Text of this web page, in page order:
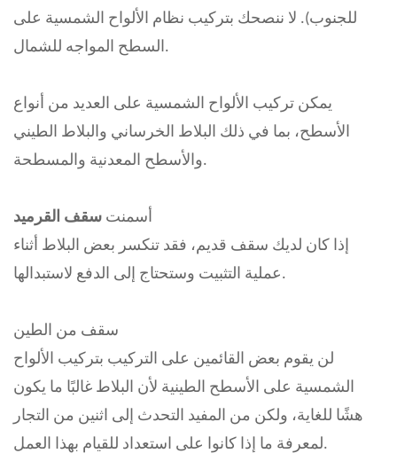
للجنوب). لا ننصحك بتركيب نظام الألواح الشمسية على
السطح المواجه للشمال.
يمكن تركيب الألواح الشمسية على العديد من أنواع
الأسطح، بما في ذلك البلاط الخرساني والبلاط الطيني
والأسطح المعدنية والمسطحة.
أسمنت سقف القرميد
إذا كان لديك سقف قديم، فقد تنكسر بعض البلاط أثناء
عملية التثبيت وستحتاج إلى الدفع لاستبدالها.
سقف من الطين
لن يقوم بعض القائمين على التركيب بتركيب الألواح
الشمسية على الأسطح الطينية لأن البلاط غالبًا ما يكون
هشًا للغاية، ولكن من المفيد التحدث إلى اثنين من التجار
لمعرفة ما إذا كانوا على استعداد للقيام بهذا العمل.